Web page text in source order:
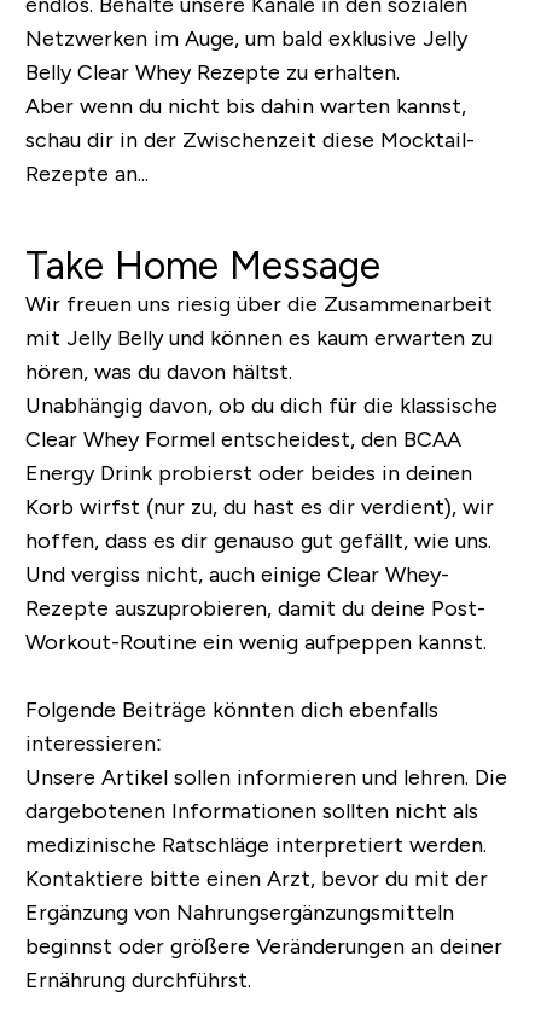
endlos. Behalte unsere Kanäle in den sozialen
Netzwerken im Auge, um bald exklusive Jelly
Belly Clear Whey Rezepte zu erhalten.
Aber wenn du nicht bis dahin warten kannst,
schau dir in der Zwischenzeit diese Mocktail-
Rezepte an...
Take Home Message
Wir freuen uns riesig über die Zusammenarbeit
mit Jelly Belly und können es kaum erwarten zu
hören, was du davon hältst.
Unabhängig davon, ob du dich für die klassische
Clear Whey Formel entscheidest, den BCAA
Energy Drink probierst oder beides in deinen
Korb wirfst (nur zu, du hast es dir verdient), wir
hoffen, dass es dir genauso gut gefällt, wie uns.
Und vergiss nicht, auch einige Clear Whey-
Rezepte auszuprobieren, damit du deine Post-
Workout-Routine ein wenig aufpeppen kannst.
Folgende Beiträge könnten dich ebenfalls
interessieren:
Unsere Artikel sollen informieren und lehren. Die
dargebotenen Informationen sollten nicht als
medizinische Ratschläge interpretiert werden.
Kontaktiere bitte einen Arzt, bevor du mit der
Ergänzung von Nahrungsergänzungsmitteln
beginnst oder größere Veränderungen an deiner
Ernährung durchführst.